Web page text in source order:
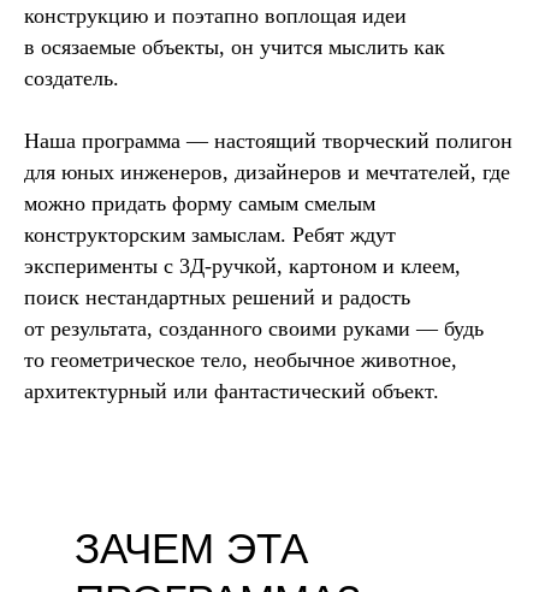
конструкцию и поэтапно воплощая идеи
в осязаемые объекты, он учится мыслить как
создатель.
Наша программа — настоящий творческий полигон
для юных инженеров, дизайнеров и мечтателей, где
можно придать форму самым смелым
конструкторским замыслам. Ребят ждут
эксперименты с 3Д-ручкой, картоном и клеем,
поиск нестандартных решений и радость
от результата, созданного своими руками — будь
то геометрическое тело, необычное животное,
архитектурный или фантастический объект.
ЗАЧЕМ ЭТА